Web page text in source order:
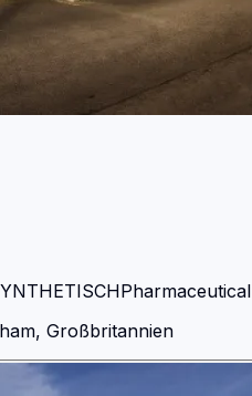
Pharmaceutical
Großbritannien